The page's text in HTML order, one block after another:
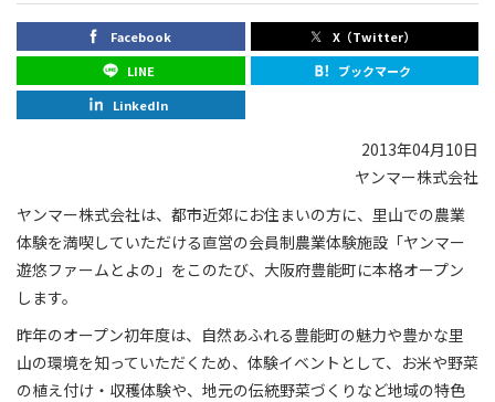
Facebook
X（Twitter）
LINE
ブックマーク
LinkedIn
2013年04月10日
ヤンマー株式会社
ヤンマー株式会社は、都市近郊にお住まいの方に、里山での農業
体験を満喫していただける直営の会員制農業体験施設「ヤンマー
遊悠ファームとよの」をこのたび、大阪府豊能町に本格オープン
します。
昨年のオープン初年度は、自然あふれる豊能町の魅力や豊かな里
山の環境を知っていただくため、体験イベントとして、お米や野菜
の植え付け・収穫体験や、地元の伝統野菜づくりなど地域の特色